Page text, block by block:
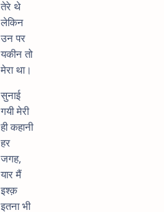
तेरे थे
लेकिन
उन पर
यकीन तो
मेरा था।
सुनाई
गयी मेरी
ही कहानी
हर
जगह,
यार मैं
इश्क़
इतना भी